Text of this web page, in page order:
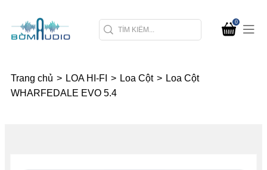
0
Trang chủ > LOA HI-FI > Loa Cột > Loa Cột
WHARFEDALE EVO 5.4